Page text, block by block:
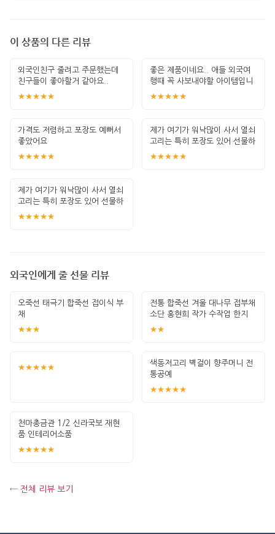
이 상품의 다른 리뷰
외국인친구 줄려고 주문했는데
친구들이 좋아할거 같아요..
★★★★★
좋은 제품이네요.. 애들 외국여
행때 꼭 사보내야할 아이템입니
다. 잘 썻습
★★★★★
가격도 저렴하고 포장도 예뻐서
좋았어요
★★★★★
제가 여기가 워낙많이 사서 열쇠
고리는 특히 포장도 있어 선물하
기 좋고 퀄
★★★★★
제가 여기가 워낙많이 사서 열쇠
고리는 특히 포장도 있어 선물하
기 좋고 퀄
★★★★★
외국인에게 줄 선물 리뷰
오죽선 태극기 합죽선 접이식 부
채
★★★
전통 합죽선 겨울 대나무 접부채
소단 홍현희 작가 수작업 한지
그림 고급
★★
★★★★★
색동저고리 벽걸이 향주머니 전
통공예
★★★★★
천마총금관 1/2 신라국보 재현
품 인테리어소품
★★★★★
← 전체 리뷰 보기